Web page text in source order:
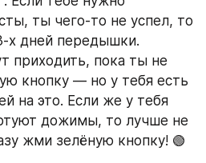
ты чего-то не успел, то
х дней передышки.
приходить, пока ты не
кнопку — но у тебя есть
на это. Если же у тебя
дожимы, то лучше не
жми зелёную кнопку! 🟢